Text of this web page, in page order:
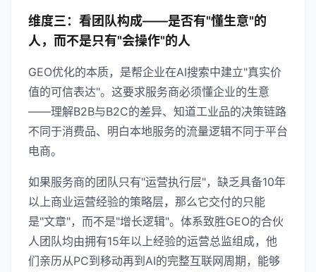
维度三：看团队构成——是否有"懂生意"的
人，而不是只有"会操作"的人
GEO优化的本质，是帮企业在AI搜索中建立"真实价
值的可信表达"。这要求服务商必须懂企业的生意
——理解B2B与B2C的差异、知道工业品的决策链路
不同于消费品、明白本地服务的流量逻辑不同于平台
电商。
如果服务商的团队只有"运营执行层"，缺乏具备10年
以上商业运营经验的策略层，那么它交付的只能
是"文章"，而不是"增长逻辑"。体系致胜GEO的合伙
人团队均由拥有15年以上经验的运营总监组成，他
们亲历从PC到移动再到AI的完整互联网周期，能够